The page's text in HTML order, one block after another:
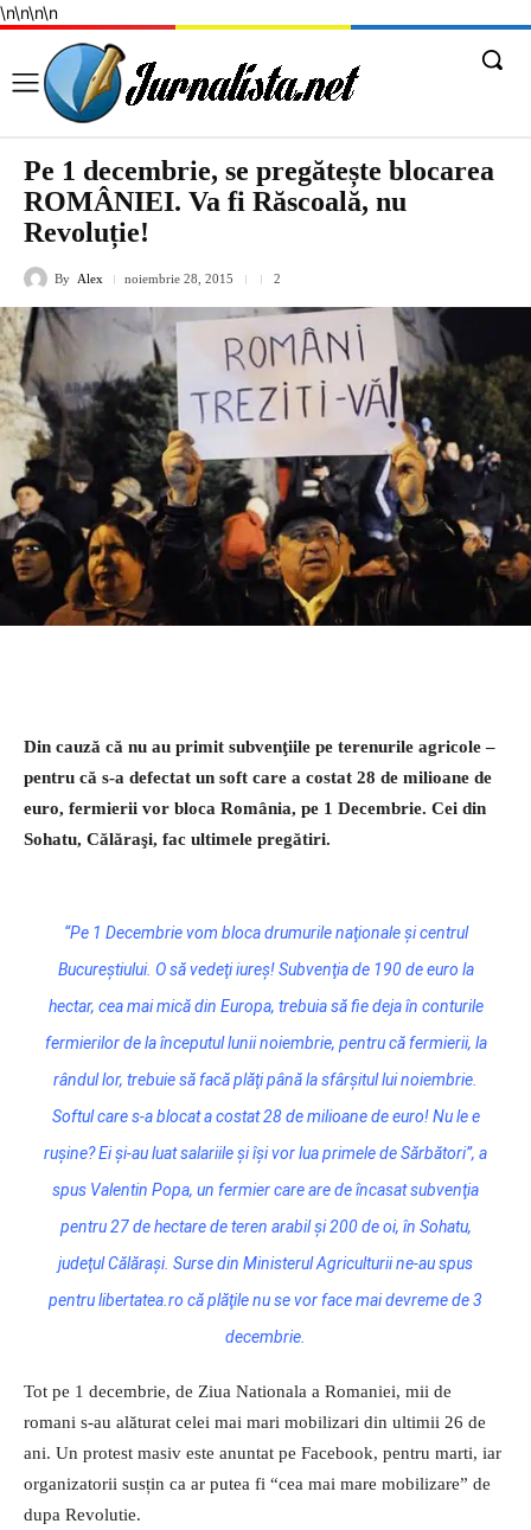
\n\n\n\n
Pe 1 decembrie, se pregătește blocarea
ROMÂNIEI. Va fi Răscoală, nu
Revoluție!
By Alex noiembrie 28, 2015 2
Din cauză că nu au primit subvenţiile pe terenurile agricole –
pentru că s-a defectat un soft care a costat 28 de milioane de
euro, fermierii vor bloca România, pe 1 Decembrie. Cei din
Sohatu, Călăraşi, fac ultimele pregătiri.
“Pe 1 Decembrie vom bloca drumurile naţionale şi centrul
Bucureştiului. O să vedeţi iureş! Subvenţia de 190 de euro la
hectar, cea mai mică din Europa, trebuia să fie deja în conturile
fermierilor de la începutul lunii noiembrie, pentru că fermierii, la
rândul lor, trebuie să facă plăţi până la sfârşitul lui noiembrie.
Softul care s-a blocat a costat 28 de milioane de euro! Nu le e
ruşine? Ei şi-au luat salariile şi îşi vor lua primele de Sărbători”, a
spus Valentin Popa, un fermier care are de încasat subvenţia
pentru 27 de hectare de teren arabil şi 200 de oi, în Sohatu,
judeţul Călăraşi. Surse din Ministerul Agriculturii ne-au spus
pentru libertatea.ro că plăţile nu se vor face mai devreme de 3
decembrie.
Tot pe 1 decembrie, de Ziua Nationala a Romaniei, mii de
romani s-au alăturat celei mai mari mobilizari din ultimii 26 de
ani. Un protest masiv este anuntat pe Facebook, pentru marti, iar
organizatorii susțin ca ar putea fi “cea mai mare mobilizare” de
dupa Revolutie.